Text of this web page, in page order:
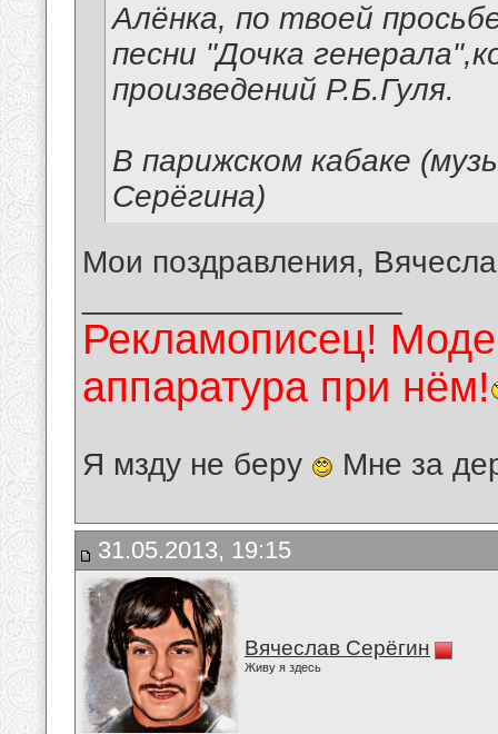
Алёнка, по твоей
песни "Дочка
произведений Р.Б.Гуля.
В парижском кабаке
Серёгина)
Мои поздравления,
Рекламописец!
аппаратура при нём!
Я мзду не беру Мне за
31.05.2013, 19:15
Вячеслав Серёгин
Живу я здесь